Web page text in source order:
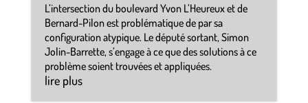
L’intersection du boulevard Yvon L’Heureux et de
Bernard-Pilon est problématique de par sa
configuration atypique. Le député sortant, Simon
Jolin-Barrette, s’engage à ce que des solutions à ce
problème soient trouvées et appliquées.
lire plus